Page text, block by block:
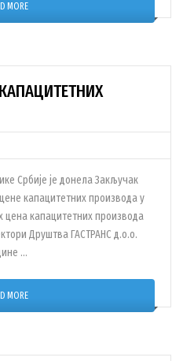
MORE
Србије је донела Закључак
капацитетних производа у
капацитетних производа
Друштва ГАСТРАНС д.о.о.
…
MORE